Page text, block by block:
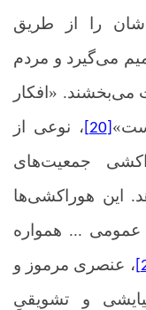
را از طریق
می‌گیرد و مردم
«افکار
[20]
، نوعی از
جمعیت‌های
این هوراکشی‌ها
عمومی ... همواره
، عنصری مرموز و
و تشویقیِ